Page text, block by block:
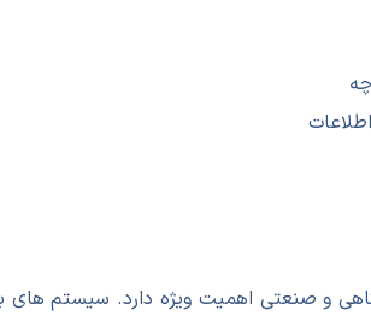
و صنعتی اهمیت ویژه دارد. سیستم های